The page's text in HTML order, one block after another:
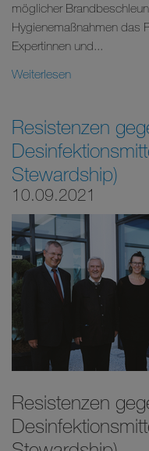
möglicher
Hygienemaßnahmen das
Expertinnen und...
Weiterlesen
Resistenzen
Stewardship)
10.09.2021
Resistenzen